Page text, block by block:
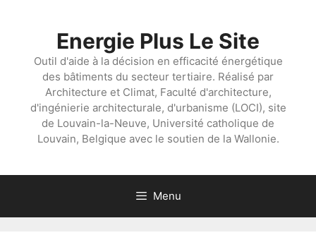
Energie Plus Le Site
Outil d'aide à la décision en efficacité énergétique
des bâtiments du secteur tertiaire. Réalisé par
Architecture et Climat, Faculté d'architecture,
d'ingénierie architecturale, d'urbanisme (LOCI), site
de Louvain-la-Neuve, Université catholique de
Louvain, Belgique avec le soutien de la Wallonie.
Menu